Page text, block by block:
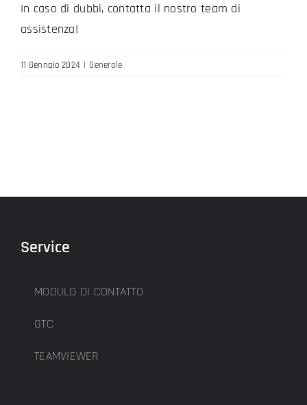
In caso di dubbi, contatta il nostro team di
assistenza!
11 Gennaio 2024 | Generale
Service
MODULO DI CONTATTO
GTC
TEAMVIEWER